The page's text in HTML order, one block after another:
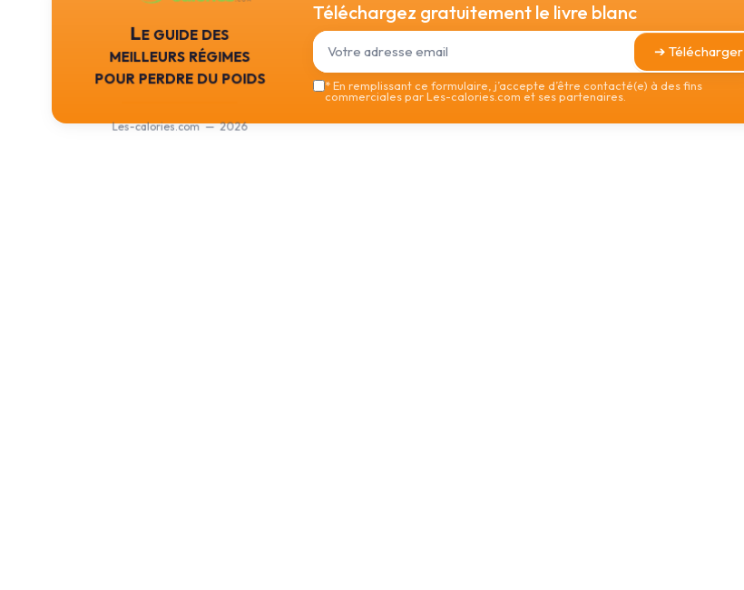
Le guide des
meilleurs régimes
pour perdre du poids
Les-calories.com — 2026
Téléchargez gratuitement le livre blanc
➔ Télécharger
*En remplissant ce formulaire, j’accepte d’être contacté(e) à des fins
commerciales par Les-calories.com et ses partenaires.